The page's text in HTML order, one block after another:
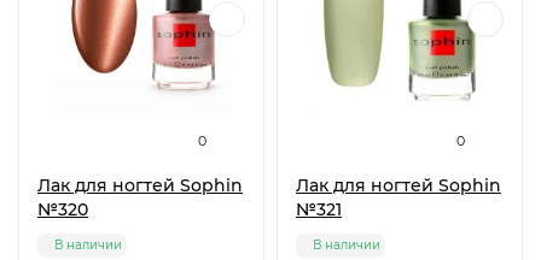
0
Лак для ногтей Sophin
№320
В наличии
0
Лак для ногтей Sophin
№321
В наличии